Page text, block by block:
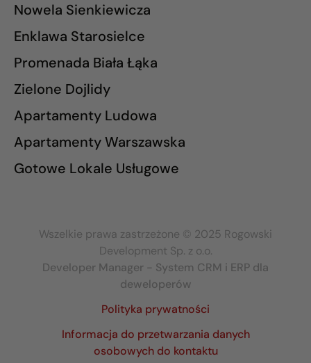
Nowela Sienkiewicza
Enklawa Starosielce
Promenada Biała Łąka
Zielone Dojlidy
Apartamenty Ludowa
Apartamenty Warszawska
Gotowe Lokale Usługowe
Wszelkie prawa zastrzeżone © 2025 Rogowski
Development Sp. z o.o.
Developer Manager - System CRM i ERP dla
deweloperów
Polityka prywatności
Informacja do przetwarzania danych
osobowych do kontaktu